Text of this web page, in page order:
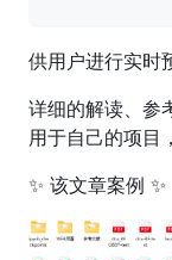
供用户进行实时
详细的解读、参
用于自己的项目
✨ 该文章案例 ✨